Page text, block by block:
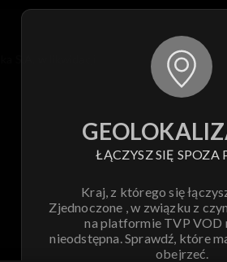
ŁĄCZYSZ SIĘ SPOZA
Kraj, z którego się
Zjednoczone , w związku z
na platformie TVP VOD
nieodstępna. Sprawdź, które
obejrzeć.